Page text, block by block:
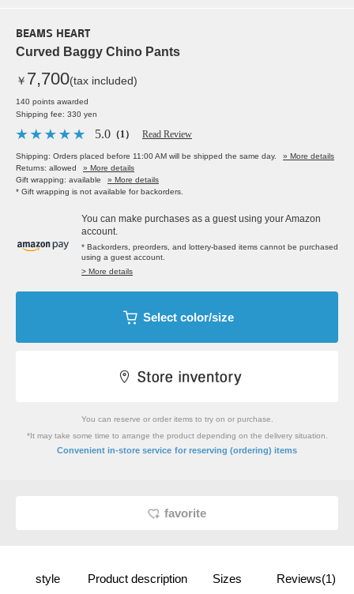
BEAMS HEART
Curved Baggy Chino Pants
￥ 7,700(tax included)
140 points awarded
Shipping fee: 330 yen
5.0 （1） Read Review
Shipping: Orders placed before 11:00 AM will be shipped the same day.
» More details
Returns: allowed
» More details
Gift wrapping: available
» More details
* Gift wrapping is not available for backorders.
You can make purchases as a guest using your Amazon
account.
* Backorders, preorders, and lottery-based items cannot be purchased
using a guest account.
> More details
Select color/size
You can reserve or order items to try on or purchase.
*It may take some time to arrange the product depending on the delivery situation.
Convenient in-store service for reserving (ordering) items
favorite
style Product description Sizes Reviews(1)